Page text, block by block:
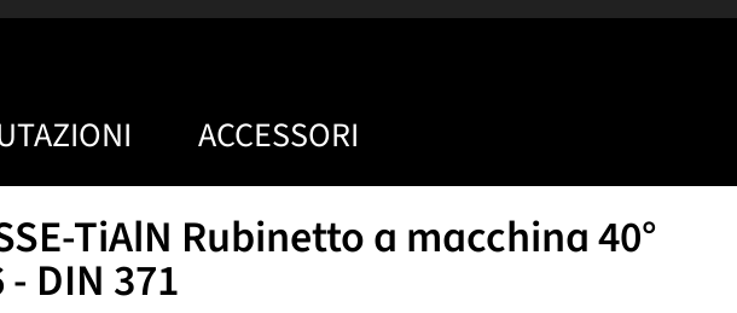
ACCESSORI
TiAlN Rubinetto a macchina 40°
- DIN 371